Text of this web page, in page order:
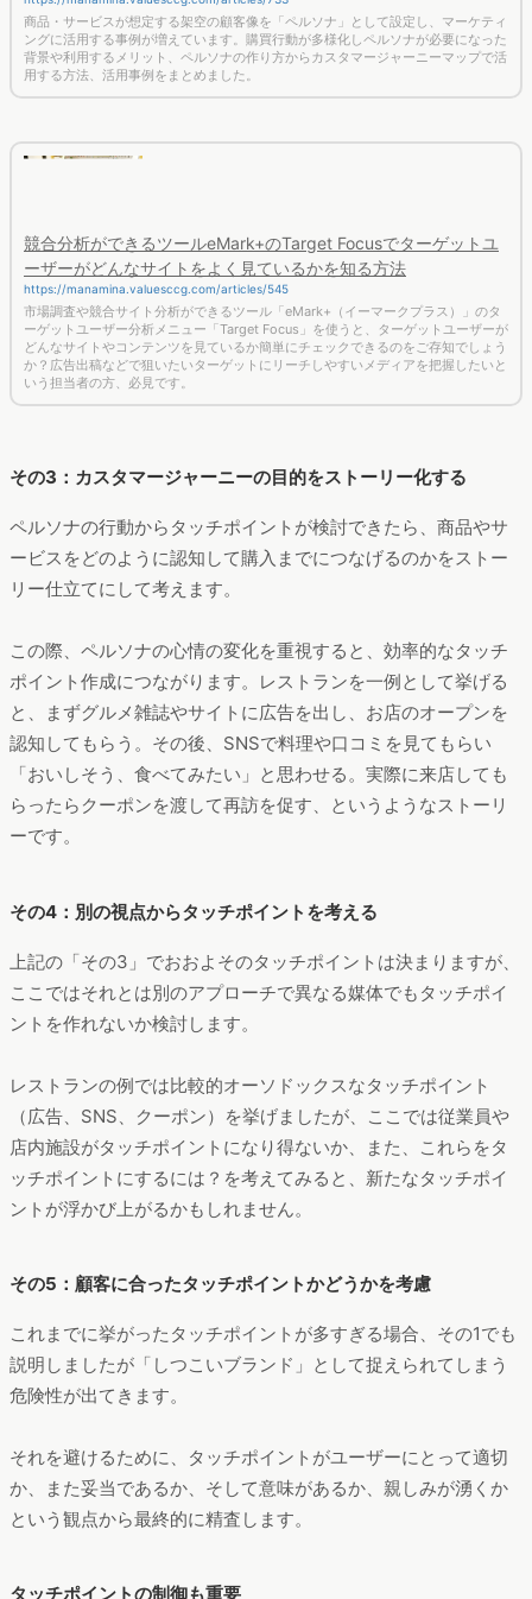
商品・サービスが想定する架空の顧客像を「ペルソナ」として設定し、マーケティ
ングに活用する事例が増えています。購買行動が多様化しペルソナが必要になった
背景や利用するメリット、ペルソナの作り方からカスタマージャーニーマップで活
用する方法、活用事例をまとめました。
競合分析ができるツールeMark+のTarget Focusでターゲットユ
ーザーがどんなサイトをよく見ているかを知る方法
https://manamina.valuesccg.com/articles/545
市場調査や競合サイト分析ができるツール「eMark+（イーマークプラス）」のタ
ーゲットユーザー分析メニュー「Target Focus」を使うと、ターゲットユーザーが
どんなサイトやコンテンツを見ているか簡単にチェックできるのをご存知でしょう
か？広告出稿などで狙いたいターゲットにリーチしやすいメディアを把握したいと
いう担当者の方、必見です。
その3：カスタマージャーニーの目的をストーリー化する
ペルソナの行動からタッチポイントが検討できたら、商品やサ
ービスをどのように認知して購入までにつなげるのかをストー
リー仕立てにして考えます。
この際、ペルソナの心情の変化を重視すると、効率的なタッチ
ポイント作成につながります。レストランを一例として挙げる
と、まずグルメ雑誌やサイトに広告を出し、お店のオープンを
認知してもらう。その後、SNSで料理や口コミを見てもらい
「おいしそう、食べてみたい」と思わせる。実際に来店しても
らったらクーポンを渡して再訪を促す、というようなストーリ
ーです。
その4：別の視点からタッチポイントを考える
上記の「その3」でおおよそのタッチポイントは決まりますが、
ここではそれとは別のアプローチで異なる媒体でもタッチポイ
ントを作れないか検討します。
レストランの例では比較的オーソドックスなタッチポイント
（広告、SNS、クーポン）を挙げましたが、ここでは従業員や
店内施設がタッチポイントになり得ないか、また、これらをタ
ッチポイントにするには？を考えてみると、新たなタッチポイ
ントが浮かび上がるかもしれません。
その5：顧客に合ったタッチポイントかどうかを考慮
これまでに挙がったタッチポイントが多すぎる場合、その1でも
説明しましたが「しつこいブランド」として捉えられてしまう
危険性が出てきます。
それを避けるために、タッチポイントがユーザーにとって適切
か、また妥当であるか、そして意味があるか、親しみが湧くか
という観点から最終的に精査します。
タッチポイントの制御も重要